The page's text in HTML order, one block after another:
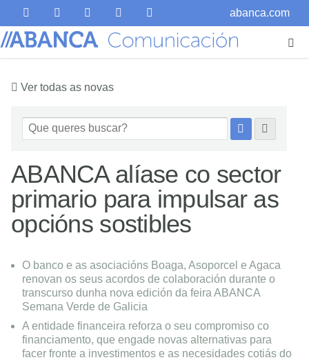
abanca.com
Ver todas as novas
ABANCA alíase co sector
primario para impulsar as
opcións sostibles
O banco e as asociacións Boaga, Asoporcel e Agaca
renovan os seus acordos de colaboración durante o
transcurso dunha nova edición da feira ABANCA
Semana Verde de Galicia
A entidade financeira reforza o seu compromiso co
financiamento, que engade novas alternativas para
facer fronte a investimentos e as necesidades cotiás do